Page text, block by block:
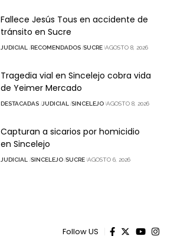
Fallece Jesús Tous en accidente de
tránsito en Sucre
JUDICIAL RECOMENDADOS SUCRE AGOSTO 8, 2026
Tragedia vial en Sincelejo cobra vida
de Yeimer Mercado
DESTACADAS JUDICIAL SINCELEJO AGOSTO 8, 2026
Capturan a sicarios por homicidio
en Sincelejo
JUDICIAL SINCELEJO SUCRE AGOSTO 6, 2026
Follow US